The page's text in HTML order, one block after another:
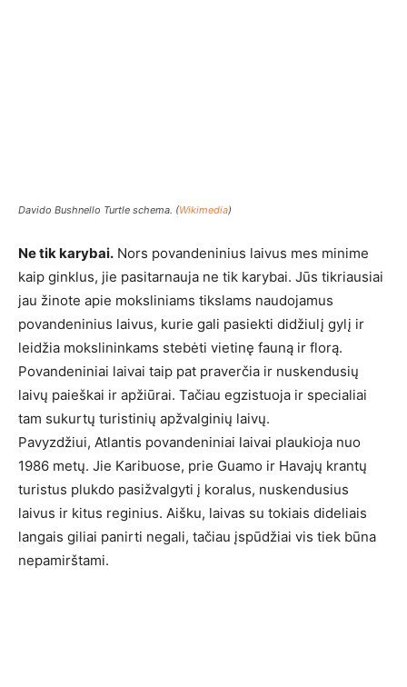
Davido Bushnello Turtle schema. (Wikimedia)
Ne tik karybai. Nors povandeninius laivus mes minime
kaip ginklus, jie pasitarnauja ne tik karybai. Jūs tikriausiai
jau žinote apie moksliniams tikslams naudojamus
povandeninius laivus, kurie gali pasiekti didžiulį gylį ir
leidžia mokslininkams stebėti vietinę fauną ir florą.
Povandeniniai laivai taip pat praverčia ir nuskendusių
laivų paieškai ir apžiūrai. Tačiau egzistuoja ir specialiai
tam sukurtų turistinių apžvalginių laivų.
Pavyzdžiui, Atlantis povandeniniai laivai plaukioja nuo
1986 metų. Jie Karibuose, prie Guamo ir Havajų krantų
turistus plukdo pasižvalgyti į koralus, nuskendusius
laivus ir kitus reginius. Aišku, laivas su tokiais dideliais
langais giliai panirti negali, tačiau įspūdžiai vis tiek būna
nepamirštami.